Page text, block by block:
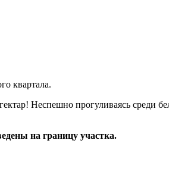
квартала.
прогуливаясь среди
на границу участка.